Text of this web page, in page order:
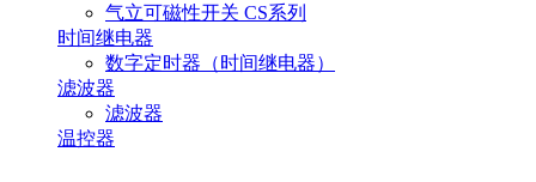
气立可磁性开关 CS系列
时间继电器
数字定时器（时间继电器）
滤波器
滤波器
温控器